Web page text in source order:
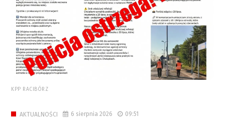
KPP RACIBÓRZ
AKTUALNOŚCI 6 sierpnia 2026 09:51